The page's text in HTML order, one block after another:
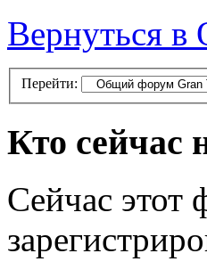
Вернуться
Перейти:
Кто сейчас
Сейчас этот